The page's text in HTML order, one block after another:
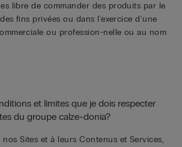
libre de commander des produits par le
fins privées ou dans l'exercice d'une
ou profession-nelle ou au nom
et limites que je dois respecter
du groupe calze-donia?
Sites et à leurs Contenus et Services,